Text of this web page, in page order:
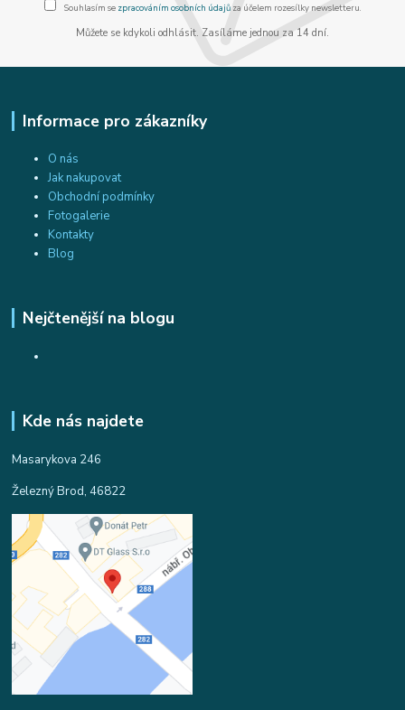
Souhlasím se zpracováním osobních údajůza účelem rozesílky newsletteru.
Můžete se kdykoli odhlásit. Zasíláme jednou za 14 dní.
Informace pro zákazníky
O nás
Jak nakupovat
Obchodní podmínky
Fotogalerie
Kontakty
Blog
Nejčtenější na blogu
Kde nás najdete
Masarykova 246
Železný Brod, 46822